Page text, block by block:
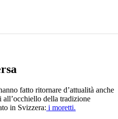
fatto ritornare d’attualità anche
della tradizione
in Svizzera: i moretti.